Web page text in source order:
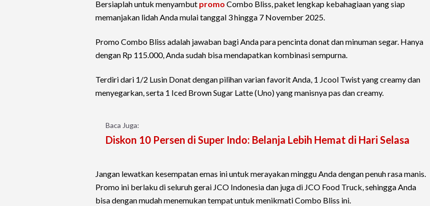
Bersiaplah untuk menyambut promo Combo Bliss, paket lengkap kebahagiaan yang siap
memanjakan lidah Anda mulai tanggal 3 hingga 7 November 2025.
Promo Combo Bliss adalah jawaban bagi Anda para pencinta donat dan minuman segar. Hanya
dengan Rp 115.000, Anda sudah bisa mendapatkan kombinasi sempurna.
Terdiri dari 1/2 Lusin Donat dengan pilihan varian favorit Anda, 1 Jcool Twist yang creamy dan
menyegarkan, serta 1 Iced Brown Sugar Latte (Uno) yang manisnya pas dan creamy.
Baca Juga:
Diskon 10 Persen di Super Indo: Belanja Lebih Hemat di Hari Selasa
Jangan lewatkan kesempatan emas ini untuk merayakan minggu Anda dengan penuh rasa manis.
Promo ini berlaku di seluruh gerai JCO Indonesia dan juga di JCO Food Truck, sehingga Anda
bisa dengan mudah menemukan tempat untuk menikmati Combo Bliss ini.